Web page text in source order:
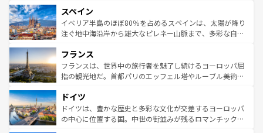
ろん、トスカーナの美しい田園風景やアマルフィ海岸の絶
景など、自然景観も見逃せない。観光の合間には、本場の
ピザやパスタなど、絶品のイタリア料理を堪能することも
ませてくれるイタリアで、忘れられない旅をしてみよう！
なお、新着のイタリア情報はコンテンツ一覧 を参照してほ
しい。
スペイン
イベリア半島のほぼ80％を占めるスペインは、太陽が降り
注ぐ地中海沿岸から雄大なピレネー山脈まで、多彩な自然
文化が根付くこの国では、情熱的なフラメンコ、熱気あふ
れる闘牛、そして美味しいタパスが生活の一部となってい
る。首都マドリードの洗練された雰囲気や、バルセロナの
の城塞都市、穏やかなビーチリゾートまで多彩な表情を見
せる。地方によって風土や気候が異なるスペインはその個
性で訪れる人を魅了する。 なお、新着のスペイン情報はコ
フランス
フランスは、世界中の旅行者を魅了し続けるヨーロッパ屈
指の観光地だ。首都パリのエッフェル塔やルーブル美術館
で、幅広い魅力が詰まっている。華麗な宮殿、歴史的な大
聖堂、美しいビーチ、そして豊かな自然が、訪れる者を心
から魅了する。また、フランスは美食の国としても知ら
ドイツ
ドイツは、豊かな歴史と多彩な文化が交差するヨーロッパ
の中心に位置する国。中世の街並みが残るロマンチック街